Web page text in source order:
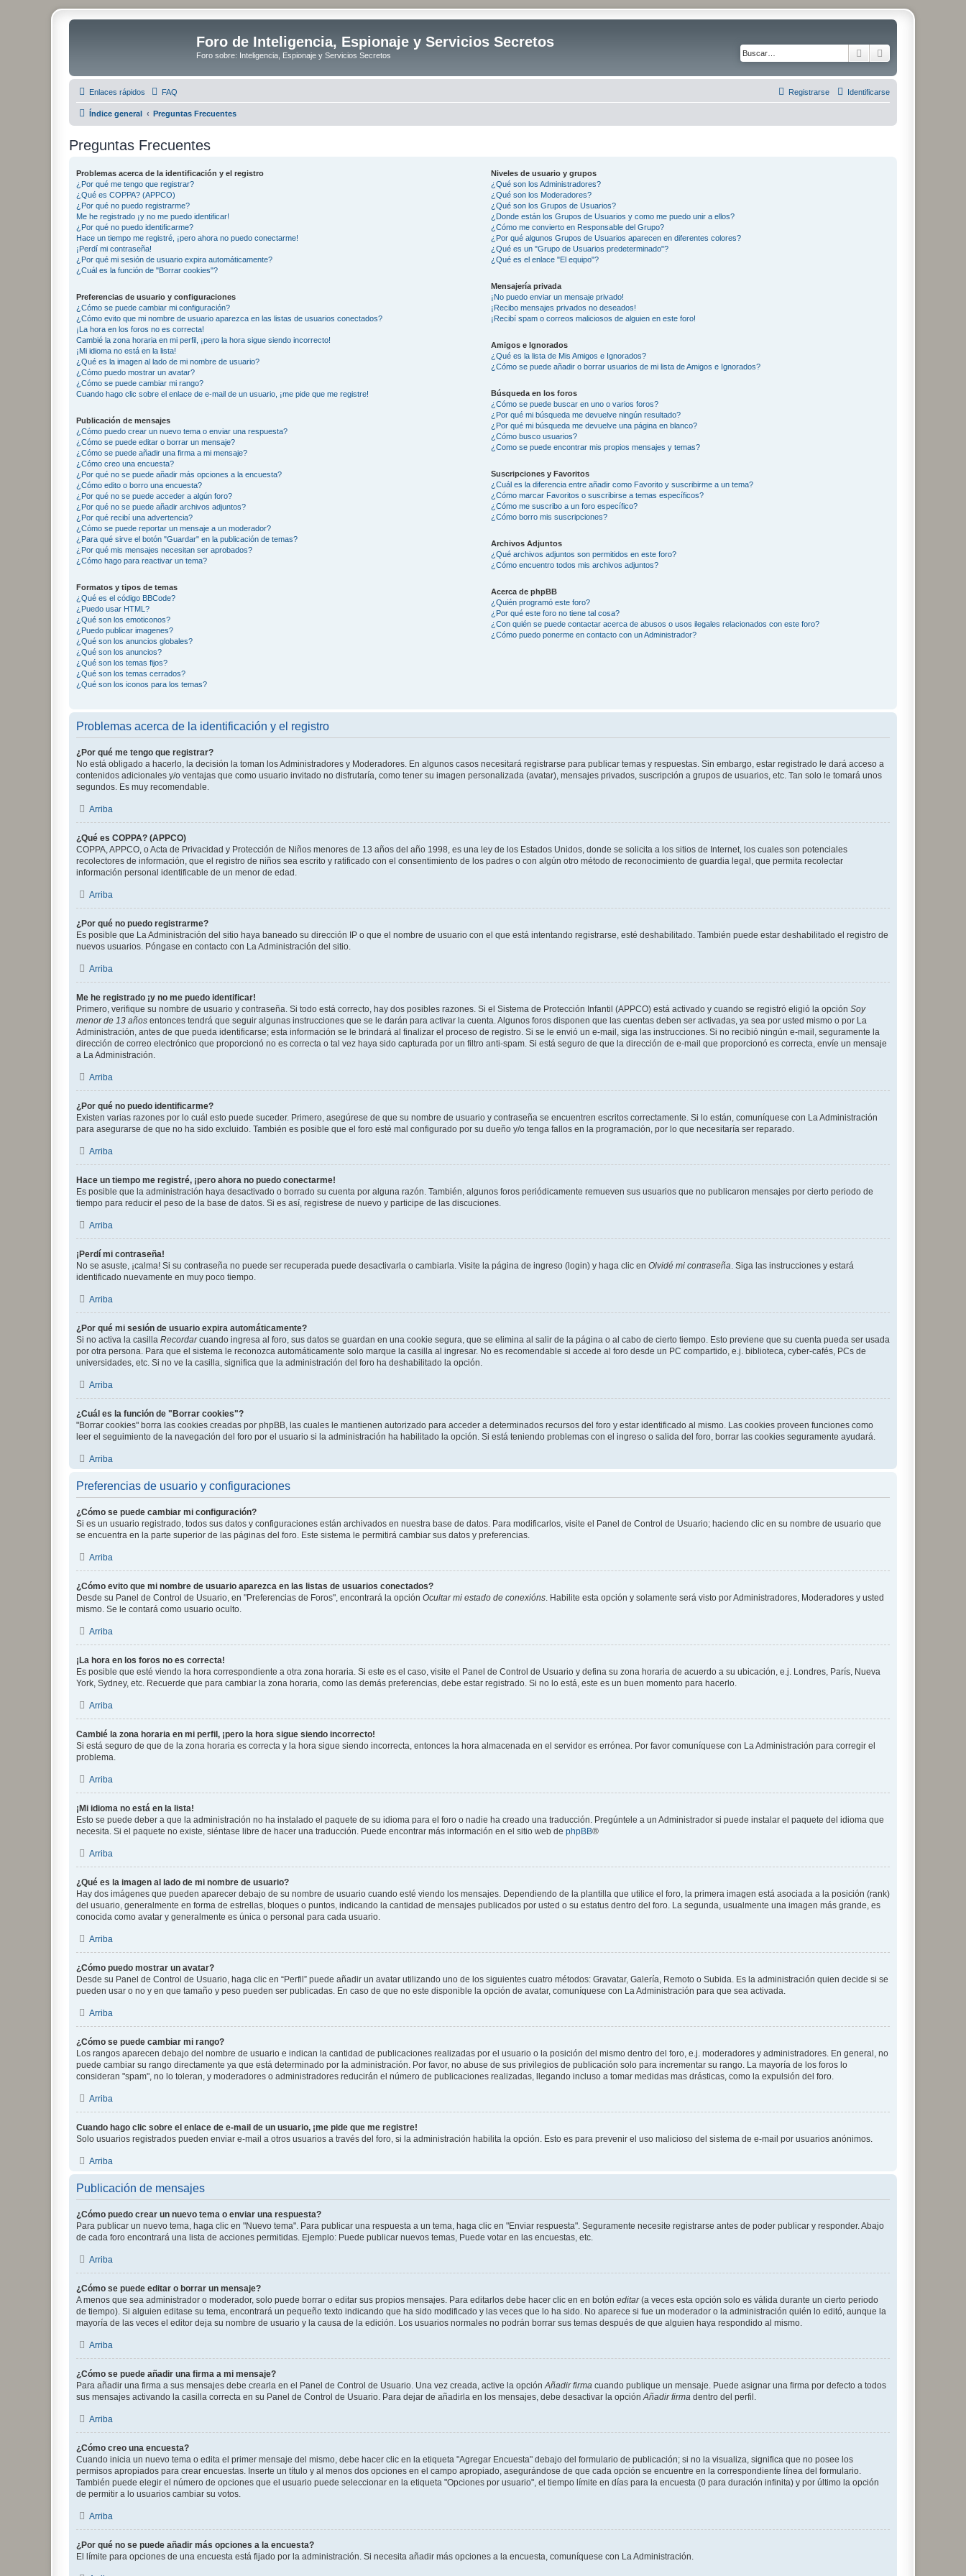
Foro de Inteligencia, Espionaje y Servicios Secretos
Foro sobre: Inteligencia, Espionaje y Servicios Secretos Buscar
Enlaces rápidos FAQ Identificarse
Registrarse
Índice general Preguntas Frecuentes
Preguntas Frecuentes
Problemas acerca de la identificación y el registro
¿Por qué me tengo que registrar?
¿Qué es COPPA? (APPCO)
¿Por qué no puedo registrarme?
Me he registrado ¡y no me puedo identificar!
¿Por qué no puedo identificarme?
Hace un tiempo me registré, ¡pero ahora no puedo conectarme!
¡Perdí mi contraseña!
¿Por qué mi sesión de usuario expira automáticamente?
¿Cuál es la función de "Borrar cookies"?
Preferencias de usuario y configuraciones
¿Cómo se puede cambiar mi configuración?
¿Cómo evito que mi nombre de usuario aparezca en las listas de usuarios conectados?
¡La hora en los foros no es correcta!
Cambié la zona horaria en mi perfil, ¡pero la hora sigue siendo incorrecto!
¡Mi idioma no está en la lista!
¿Qué es la imagen al lado de mi nombre de usuario?
¿Cómo puedo mostrar un avatar?
¿Cómo se puede cambiar mi rango?
Cuando hago clic sobre el enlace de e-mail de un usuario, ¡me pide que me registre!
Publicación de mensajes
¿Cómo puedo crear un nuevo tema o enviar una respuesta?
¿Cómo se puede editar o borrar un mensaje?
¿Cómo se puede añadir una firma a mi mensaje?
¿Cómo creo una encuesta?
¿Por qué no se puede añadir más opciones a la encuesta?
¿Cómo edito o borro una encuesta?
¿Por qué no se puede acceder a algún foro?
¿Por qué no se puede añadir archivos adjuntos?
¿Por qué recibí una advertencia?
¿Cómo se puede reportar un mensaje a un moderador?
¿Para qué sirve el botón "Guardar" en la publicación de temas?
¿Por qué mis mensajes necesitan ser aprobados?
¿Cómo hago para reactivar un tema?
Formatos y tipos de temas
¿Qué es el código BBCode?
¿Puedo usar HTML?
¿Qué son los emoticonos?
¿Puedo publicar imagenes?
¿Qué son los anuncios globales?
¿Qué son los anuncios?
¿Qué son los temas fijos?
¿Qué son los temas cerrados?
¿Qué son los iconos para los temas?
Niveles de usuario y grupos
¿Qué son los Administradores?
¿Qué son los Moderadores?
¿Qué son los Grupos de Usuarios?
¿Donde están los Grupos de Usuarios y como me puedo unir a ellos?
¿Cómo me convierto en Responsable del Grupo?
¿Por qué algunos Grupos de Usuarios aparecen en diferentes colores?
¿Qué es un "Grupo de Usuarios predeterminado"?
¿Qué es el enlace "El equipo"?
Mensajería privada
¡No puedo enviar un mensaje privado!
¡Recibo mensajes privados no deseados!
¡Recibí spam o correos maliciosos de alguien en este foro!
Amigos e Ignorados
¿Qué es la lista de Mis Amigos e Ignorados?
¿Cómo se puede añadir o borrar usuarios de mi lista de Amigos e Ignorados?
Búsqueda en los foros
¿Cómo se puede buscar en uno o varios foros?
¿Por qué mi búsqueda me devuelve ningún resultado?
¿Por qué mi búsqueda me devuelve una página en blanco?
¿Cómo busco usuarios?
¿Como se puede encontrar mis propios mensajes y temas?
Suscripciones y Favoritos
¿Cuál es la diferencia entre añadir como Favorito y suscribirme a un tema?
¿Cómo marcar Favoritos o suscribirse a temas específicos?
¿Cómo me suscribo a un foro específico?
¿Cómo borro mis suscripciones?
Archivos Adjuntos
¿Qué archivos adjuntos son permitidos en este foro?
¿Cómo encuentro todos mis archivos adjuntos?
Acerca de phpBB
¿Quién programó este foro?
¿Por qué este foro no tiene tal cosa?
¿Con quién se puede contactar acerca de abusos o usos ilegales relacionados con este foro?
¿Cómo puedo ponerme en contacto con un Administrador?
Problemas acerca de la identificación y el registro
¿Por qué me tengo que registrar?
No está obligado a hacerlo, la decisión la toman los Administradores y Moderadores. En algunos casos necesitará registrarse para publicar temas y respuestas. Sin embargo, estar registrado le dará acceso a
contenidos adicionales y/o ventajas que como usuario invitado no disfrutaría, como tener su imagen personalizada (avatar), mensajes privados, suscripción a grupos de usuarios, etc. Tan solo le tomará unos
segundos. Es muy recomendable.
Arriba
¿Qué es COPPA? (APPCO)
COPPA, APPCO, o Acta de Privacidad y Protección de Niños menores de 13 años del año 1998, es una ley de los Estados Unidos, donde se solicita a los sitios de Internet, los cuales son potenciales
recolectores de información, que el registro de niños sea escrito y ratificado con el consentimiento de los padres o con algún otro método de reconocimiento de guardia legal, que permita recolectar
información personal identificable de un menor de edad.
Arriba
¿Por qué no puedo registrarme?
Es posible que La Administración del sitio haya baneado su dirección IP o que el nombre de usuario con el que está intentando registrarse, esté deshabilitado. También puede estar deshabilitado el registro de
nuevos usuarios. Póngase en contacto con La Administración del sitio.
Arriba
Me he registrado ¡y no me puedo identificar!
Primero, verifique su nombre de usuario y contraseña. Si todo está correcto, hay dos posibles razones. Si el Sistema de Protección Infantil (APPCO) está activado y cuando se registró eligió la opción Soy
menor de 13 años entonces tendrá que seguir algunas instrucciones que se le darán para activar la cuenta. Algunos foros disponen que las cuentas deben ser activadas, ya sea por usted mismo o por La
Administración, antes de que pueda identificarse; esta información se le brindará al finalizar el proceso de registro. Si se le envió un e-mail, siga las instrucciones. Si no recibió ningún e-mail, seguramente la
dirección de correo electrónico que proporcionó no es correcta o tal vez haya sido capturada por un filtro anti-spam. Si está seguro de que la dirección de e-mail que proporcionó es correcta, envíe un mensaje
a La Administración.
Arriba
¿Por qué no puedo identificarme?
Existen varias razones por lo cuál esto puede suceder. Primero, asegúrese de que su nombre de usuario y contraseña se encuentren escritos correctamente. Si lo están, comuníquese con La Administración
para asegurarse de que no ha sido excluido. También es posible que el foro esté mal configurado por su dueño y/o tenga fallos en la programación, por lo que necesitaría ser reparado.
Arriba
Hace un tiempo me registré, ¡pero ahora no puedo conectarme!
Es posible que la administración haya desactivado o borrado su cuenta por alguna razón. También, algunos foros periódicamente remueven sus usuarios que no publicaron mensajes por cierto periodo de
tiempo para reducir el peso de la base de datos. Si es así, registrese de nuevo y participe de las discuciones.
Arriba
¡Perdí mi contraseña!
No se asuste, ¡calma! Si su contraseña no puede ser recuperada puede desactivarla o cambiarla. Visite la página de ingreso (login) y haga clic en Olvidé mi contraseña . Siga las instrucciones y estará
identificado nuevamente en muy poco tiempo.
Arriba
¿Por qué mi sesión de usuario expira automáticamente?
Si no activa la casilla Recordarcuando ingresa al foro, sus datos se guardan en una cookie segura, que se elimina al salir de la página o al cabo de cierto tiempo. Esto previene que su cuenta pueda ser usada
por otra persona. Para que el sistema le reconozca automáticamente solo marque la casilla al ingresar. No es recomendable si accede al foro desde un PC compartido, e.j. biblioteca, cyber-cafés, PCs de
universidades, etc. Si no ve la casilla, significa que la administración del foro ha deshabilitado la opción.
Arriba
¿Cuál es la función de "Borrar cookies"?
"Borrar cookies" borra las cookies creadas por phpBB, las cuales le mantienen autorizado para acceder a determinados recursos del foro y estar identificado al mismo. Las cookies proveen funciones como
leer el seguimiento de la navegación del foro por el usuario si la administración ha habilitado la opción. Si está teniendo problemas con el ingreso o salida del foro, borrar las cookies seguramente ayudará.
Arriba
Preferencias de usuario y configuraciones
¿Cómo se puede cambiar mi configuración?
Si es un usuario registrado, todos sus datos y configuraciones están archivados en nuestra base de datos. Para modificarlos, visite el Panel de Control de Usuario; haciendo clic en su nombre de usuario que
se encuentra en la parte superior de las páginas del foro. Este sistema le permitirá cambiar sus datos y preferencias.
Arriba
¿Cómo evito que mi nombre de usuario aparezca en las listas de usuarios conectados?
Desde su Panel de Control de Usuario, en "Preferencias de Foros", encontrará la opción Ocultar mi estado de conexións . Habilite esta opción y solamente será visto por Administradores, Moderadores y usted
mismo. Se le contará como usuario oculto.
Arriba
¡La hora en los foros no es correcta!
Es posible que esté viendo la hora correspondiente a otra zona horaria. Si este es el caso, visite el Panel de Control de Usuario y defina su zona horaria de acuerdo a su ubicación, e.j. Londres, París, Nueva
York, Sydney, etc. Recuerde que para cambiar la zona horaria, como las demás preferencias, debe estar registrado. Si no lo está, este es un buen momento para hacerlo.
Arriba
Cambié la zona horaria en mi perfil, ¡pero la hora sigue siendo incorrecto!
Si está seguro de que de la zona horaria es correcta y la hora sigue siendo incorrecta, entonces la hora almacenada en el servidor es errónea. Por favor comuníquese con La Administración para corregir el
problema.
Arriba
¡Mi idioma no está en la lista!
Esto se puede deber a que la administración no ha instalado el paquete de su idioma para el foro o nadie ha creado una traducción. Pregúntele a un Administrador si puede instalar el paquete del idioma que
necesita. Si el paquete no existe, siéntase libre de hacer una traducción. Puede encontrar más información en el sitio web de phpBB®
Arriba
¿Qué es la imagen al lado de mi nombre de usuario?
Hay dos imágenes que pueden aparecer debajo de su nombre de usuario cuando esté viendo los mensajes. Dependiendo de la plantilla que utilice el foro, la primera imagen está asociada a la posición (rank)
del usuario, generalmente en forma de estrellas, bloques o puntos, indicando la cantidad de mensajes publicados por usted o su estatus dentro del foro. La segunda, usualmente una imagen más grande, es
conocida como avatar y generalmente es única o personal para cada usuario.
Arriba
¿Cómo puedo mostrar un avatar?
Desde su Panel de Control de Usuario, haga clic en “Perfil” puede añadir un avatar utilizando uno de los siguientes cuatro métodos: Gravatar, Galería, Remoto o Subida. Es la administración quien decide si se
pueden usar o no y en que tamaño y peso pueden ser publicadas. En caso de que no este disponible la opción de avatar, comuníquese con La Administración para que sea activada.
Arriba
¿Cómo se puede cambiar mi rango?
Los rangos aparecen debajo del nombre de usuario e indican la cantidad de publicaciones realizadas por el usuario o la posición del mismo dentro del foro, e.j. moderadores y administradores. En general, no
puede cambiar su rango directamente ya que está determinado por la administración. Por favor, no abuse de sus privilegios de publicación solo para incrementar su rango. La mayoría de los foros lo
consideran "spam", no lo toleran, y moderadores o administradores reducirán el número de publicaciones realizadas, llegando incluso a tomar medidas mas drásticas, como la expulsión del foro.
Arriba
Cuando hago clic sobre el enlace de e-mail de un usuario, ¡me pide que me registre!
Solo usuarios registrados pueden enviar e-mail a otros usuarios a través del foro, si la administración habilita la opción. Esto es para prevenir el uso malicioso del sistema de e-mail por usuarios anónimos.
Arriba
Publicación de mensajes
¿Cómo puedo crear un nuevo tema o enviar una respuesta?
Para publicar un nuevo tema, haga clic en "Nuevo tema". Para publicar una respuesta a un tema, haga clic en "Enviar respuesta". Seguramente necesite registrarse antes de poder publicar y responder. Abajo
de cada foro encontrará una lista de acciones permitidas. Ejemplo: Puede publicar nuevos temas, Puede votar en las encuestas, etc.
Arriba
¿Cómo se puede editar o borrar un mensaje?
A menos que sea administrador o moderador, solo puede borrar o editar sus propios mensajes. Para editarlos debe hacer clic en en botón editar(a veces esta opción solo es válida durante un cierto periodo
de tiempo). Si alguien editase su tema, encontrará un pequeño texto indicando que ha sido modificado y las veces que lo ha sido. No aparece si fue un moderador o la administración quién lo editó, aunque la
mayoría de las veces el editor deja su nombre de usuario y la causa de la edición. Los usuarios normales no podrán borrar sus temas después de que alguien haya respondido al mismo.
Arriba
¿Cómo se puede añadir una firma a mi mensaje?
Para añadir una firma a sus mensajes debe crearla en el Panel de Control de Usuario. Una vez creada, active la opción Añadir firma cuando publique un mensaje. Puede asignar una firma por defecto a todos
sus mensajes activando la casilla correcta en su Panel de Control de Usuario. Para dejar de añadirla en los mensajes, debe desactivar la opción Añadir firma dentro del perfil.
Arriba
¿Cómo creo una encuesta?
Cuando inicia un nuevo tema o edita el primer mensaje del mismo, debe hacer clic en la etiqueta "Agregar Encuesta" debajo del formulario de publicación; si no la visualiza, significa que no posee los
permisos apropiados para crear encuestas. Inserte un título y al menos dos opciones en el campo apropiado, asegurándose de que cada opción se encuentre en la correspondiente línea del formulario.
También puede elegir el número de opciones que el usuario puede seleccionar en la etiqueta "Opciones por usuario", el tiempo límite en días para la encuesta (0 para duración infinita) y por último la opción
de permitir a lo usuarios cambiar su votos.
Arriba
¿Por qué no se puede añadir más opciones a la encuesta?
El límite para opciones de una encuesta está fijado por la administración. Si necesita añadir más opciones a la encuesta, comuníquese con La Administración.